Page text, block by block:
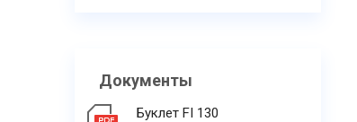
Документы
Буклет FI 130